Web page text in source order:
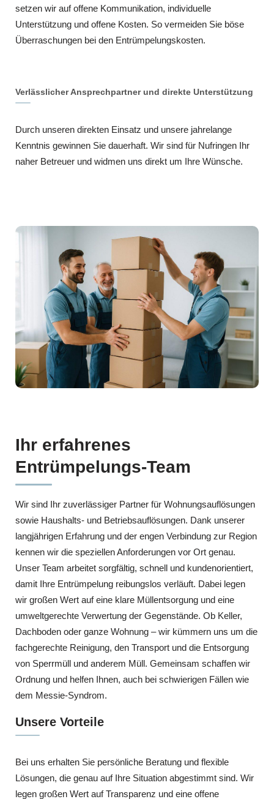
setzen wir auf offene Kommunikation, individuelle
Unterstützung und offene Kosten. So vermeiden Sie böse
Überraschungen bei den Entrümpelungskosten.
Verlässlicher Ansprechpartner und direkte Unterstützung
Durch unseren direkten Einsatz und unsere jahrelange
Kenntnis gewinnen Sie dauerhaft. Wir sind für Nufringen Ihr
naher Betreuer und widmen uns direkt um Ihre Wünsche.
Ihr erfahrenes
Entrümpelungs-Team
Wir sind Ihr zuverlässiger Partner für Wohnungsauflösungen
sowie Haushalts- und Betriebsauflösungen. Dank unserer
langjährigen Erfahrung und der engen Verbindung zur Region
kennen wir die speziellen Anforderungen vor Ort genau.
Unser Team arbeitet sorgfältig, schnell und kundenorientiert,
damit Ihre Entrümpelung reibungslos verläuft. Dabei legen
wir großen Wert auf eine klare Müllentsorgung und eine
umweltgerechte Verwertung der Gegenstände. Ob Keller,
Dachboden oder ganze Wohnung – wir kümmern uns um die
fachgerechte Reinigung, den Transport und die Entsorgung
von Sperrmüll und anderem Müll. Gemeinsam schaffen wir
Ordnung und helfen Ihnen, auch bei schwierigen Fällen wie
dem Messie-Syndrom.
Unsere Vorteile
Bei uns erhalten Sie persönliche Beratung und flexible
Lösungen, die genau auf Ihre Situation abgestimmt sind. Wir
legen großen Wert auf Transparenz und eine offene